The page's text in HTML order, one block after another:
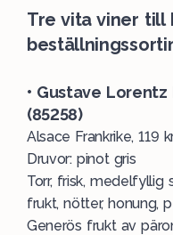
Tre vita viner till
• Gustave
(85258)
Alsace Frankrike, 119
Druvor: pinot gris
Torr, frisk,
frukt, nötter, honung,
Generös frukt av